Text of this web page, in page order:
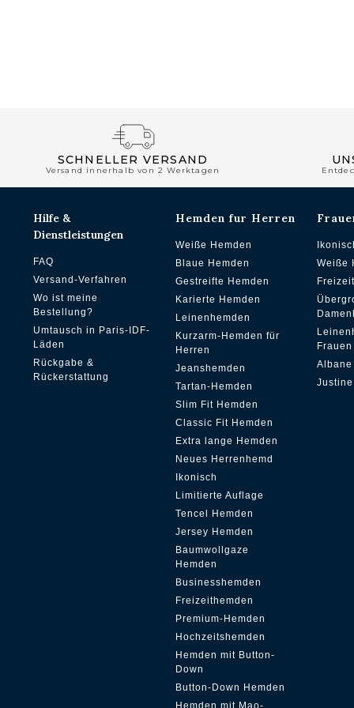
SCHNELLER VERSAND
Versand innerhalb von 2 Werktagen
Hilfe &
Dienstleistungen
FAQ
Versand-Verfahren
Wo ist meine
Bestellung?
Umtausch in Paris-IDF-
Läden
Rückgabe &
Rückerstattung
Hemden fur Herren
Weiße Hemden
Blaue Hemden
Gestreifte Hemden
Karierte Hemden
Leinenhemden
Kurzarm-Hemden für
Herren
Jeanshemden
Tartan-Hemden
Slim Fit Hemden
Classic Fit Hemden
Extra lange Hemden
Neues Herrenhemd
Ikonisch
Limitierte Auflage
Tencel Hemden
Jersey Hemden
Baumwollgaze
Hemden
Businesshemden
Freizeithemden
Premium-Hemden
Hochzeitshemden
Hemden mit Button-
Down
Button-Down Hemden
Hemden mit Mao-
Weiße
Frauen
Albane
Justine